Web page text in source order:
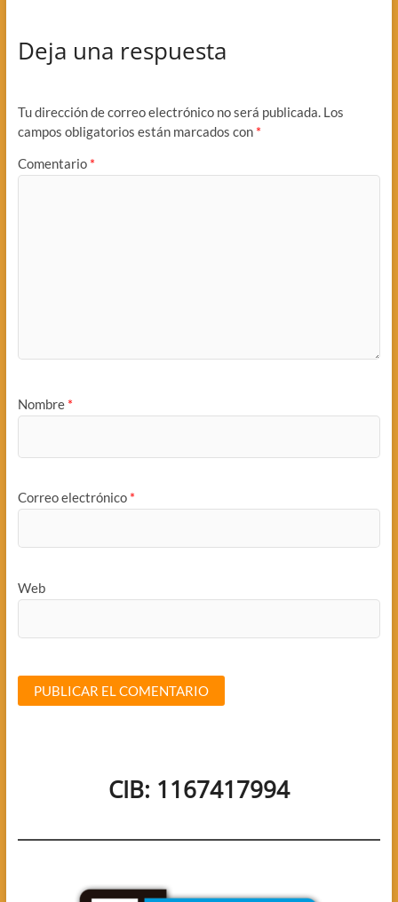
Deja una respuesta
Tu dirección de correo electrónico no será publicada. Los
campos obligatorios están marcados con *
Comentario *
Nombre *
Correo electrónico *
Web
CIB: 1167417994